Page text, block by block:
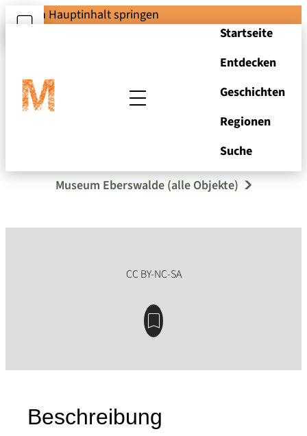
Zum Hauptinhalt springen
Startseite
Entdecken
Geschichten
Regionen
Suche
Museum Eberswalde (alle Objekte)
Beschreibung